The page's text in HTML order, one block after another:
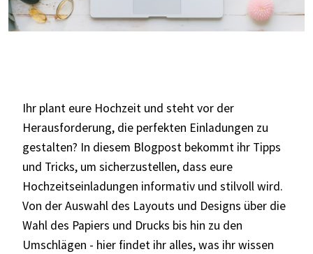
Ihr plant eure Hochzeit und steht vor der
Herausforderung, die perfekten Einladungen zu
gestalten? In diesem Blogpost bekommt ihr Tipps
und Tricks, um sicherzustellen, dass eure
Hochzeitseinladungen informativ und stilvoll wird.
Von der Auswahl des Layouts und Designs über die
Wahl des Papiers und Drucks bis hin zu den
Umschlägen - hier findet ihr alles, was ihr wissen